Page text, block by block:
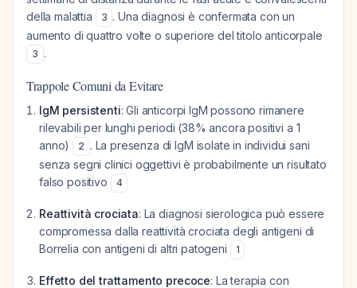
della malattia
3 . Una diagnosi è confermata con un
aumento di quattro volte o superiore del titolo anticorpale
3 .
Trappole Comuni da Evitare
IgM persistenti: Gli anticorpi IgM possono rimanere
rilevabili per lunghi periodi (38% ancora positivi a 1
anno)
2 . La presenza di IgM isolate in individui sani
senza segni clinici oggettivi è probabilmente un risultato
falso positivo
4
Reattività crociata: La diagnosi sierologica può essere
compromessa dalla reattività crociata degli antigeni di
Borrelia con antigeni di altri patogeni
1
Effetto del trattamento precoce: La terapia con